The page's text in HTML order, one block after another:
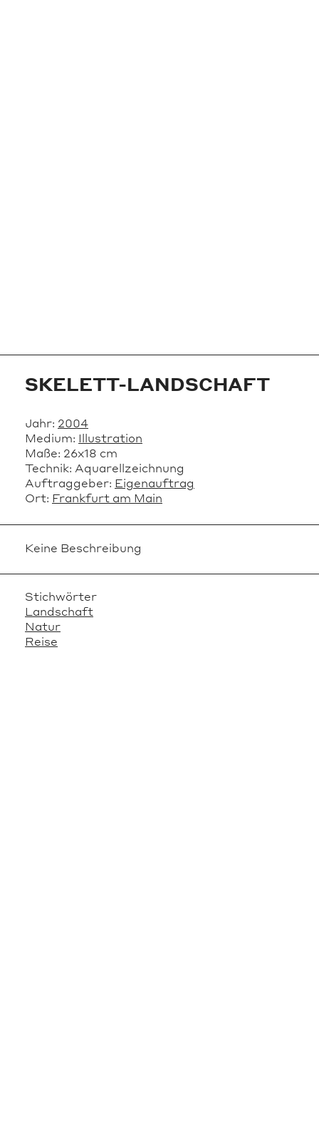
SKELETT-LANDSCHAFT
Jahr: 2004
Medium: Illustration
Maße: 26x18 cm
Technik: Aquarellzeichnung
Auftraggeber: Eigenauftrag
Ort: Frankfurt am Main
Keine Beschreibung
Stichwörter
Landschaft
Natur
Reise